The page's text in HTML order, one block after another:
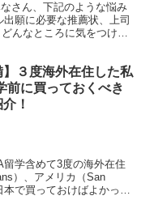
さん、下記のような悩み
願に必要な推薦状、上司
んなところに気をつけれ
】３度海外在住した私
前に買っておくべき
！
学含めて3度の海外在住
）、アメリカ（San
で買っておけばよかっ